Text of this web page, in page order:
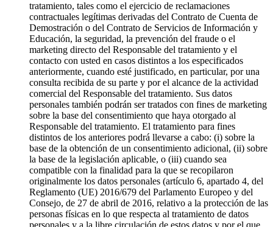
tratamiento, tales como el ejercicio de reclamaciones
contractuales legítimas derivadas del Contrato de Cuenta de
Demostración o del Contrato de Servicios de Información y
Educación, la seguridad, la prevención del fraude o el
marketing directo del Responsable del tratamiento y el
contacto con usted en casos distintos a los especificados
anteriormente, cuando esté justificado, en particular, por una
consulta recibida de su parte y por el alcance de la actividad
comercial del Responsable del tratamiento. Sus datos
personales también podrán ser tratados con fines de marketing
sobre la base del consentimiento que haya otorgado al
Responsable del tratamiento. El tratamiento para fines
distintos de los anteriores podrá llevarse a cabo: (i) sobre la
base de la obtención de un consentimiento adicional, (ii) sobre
la base de la legislación aplicable, o (iii) cuando sea
compatible con la finalidad para la que se recopilaron
originalmente los datos personales (artículo 6, apartado 4, del
Reglamento (UE) 2016/679 del Parlamento Europeo y del
Consejo, de 27 de abril de 2016, relativo a la protección de las
personas físicas en lo que respecta al tratamiento de datos
personales y a la libre circulación de estos datos y por el que